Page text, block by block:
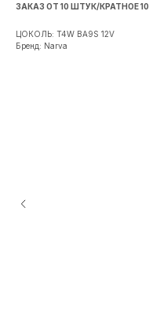
ЗАКАЗ ОТ 10 ШТУК/КРАТНОЕ 10
ЦОКОЛЬ: T4W BA9S 12V
Бренд: Narva